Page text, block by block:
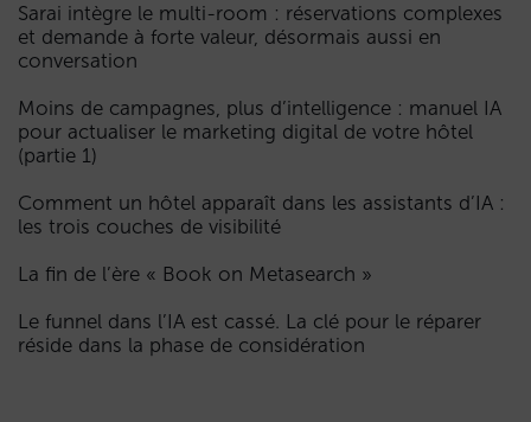
Sarai intègre le multi-room : réservations complexes
et demande à forte valeur, désormais aussi en
conversation
Moins de campagnes, plus d’intelligence : manuel IA
pour actualiser le marketing digital de votre hôtel
(partie 1)
Comment un hôtel apparaît dans les assistants d’IA :
les trois couches de visibilité
La fin de l’ère « Book on Metasearch »
Le funnel dans l’IA est cassé. La clé pour le réparer
réside dans la phase de considération